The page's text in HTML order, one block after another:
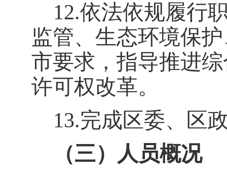
12.依法依规履行
监管、生态环境保
市要求，指导推进
许可权改革。
13.完成区委、区
（三）人员概况